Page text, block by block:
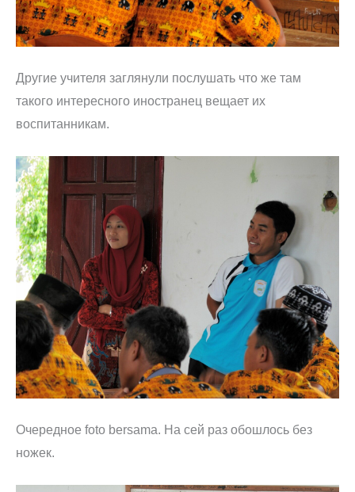
Другие учителя заглянули послушать что же там
такого интересного иностранец вещает их
воспитанникам.
Очередное foto bersama. На сей раз обошлось без
ножек.